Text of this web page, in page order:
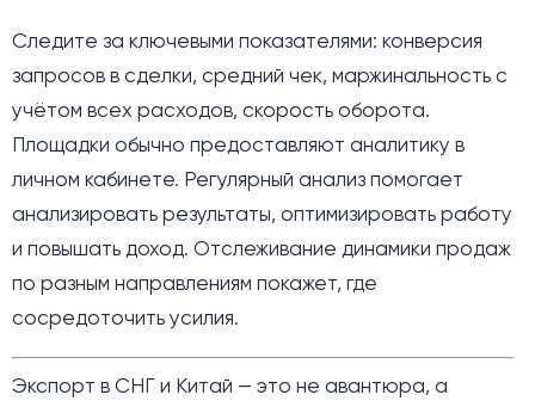
Следите за ключевыми показателями: конверсия
запросов в сделки, средний чек, маржинальность с
учётом всех расходов, скорость оборота.
Площадки обычно предоставляют аналитику в
личном кабинете. Регулярный анализ помогает
анализировать результаты, оптимизировать работу
и повышать доход. Отслеживание динамики продаж
по разным направлениям покажет, где
сосредоточить усилия.
Экспорт в СНГ и Китай — это не авантюра, а